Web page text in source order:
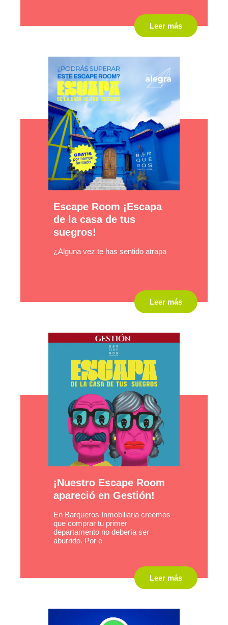
Leer más
Escape Room ¡Escapa
de la casa de tus
suegros!
¿Alguna vez te has sentido atrapa
Leer más
¡Nuestro Escape Room
apareció en Gestión!
En Barqueros Inmobiliaria creemos
que comprar tu primer
departamento no debería ser
aburrido. Por e
Leer más